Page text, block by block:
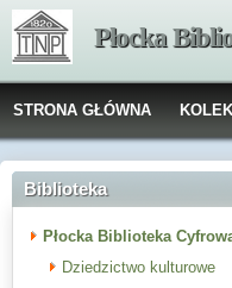
Płocka
STRONA GŁÓWNA
Biblioteka
Płocka Biblioteka
Dziedzictwo kulturowe